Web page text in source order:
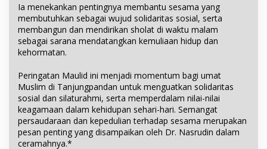
Ia menekankan pentingnya membantu sesama yang
membutuhkan sebagai wujud solidaritas sosial, serta
membangun dan mendirikan sholat di waktu malam
sebagai sarana mendatangkan kemuliaan hidup dan
kehormatan.
Peringatan Maulid ini menjadi momentum bagi umat
Muslim di Tanjungpandan untuk menguatkan solidaritas
sosial dan silaturahmi, serta memperdalam nilai-nilai
keagamaan dalam kehidupan sehari-hari. Semangat
persaudaraan dan kepedulian terhadap sesama merupakan
pesan penting yang disampaikan oleh Dr. Nasrudin dalam
ceramahnya.*